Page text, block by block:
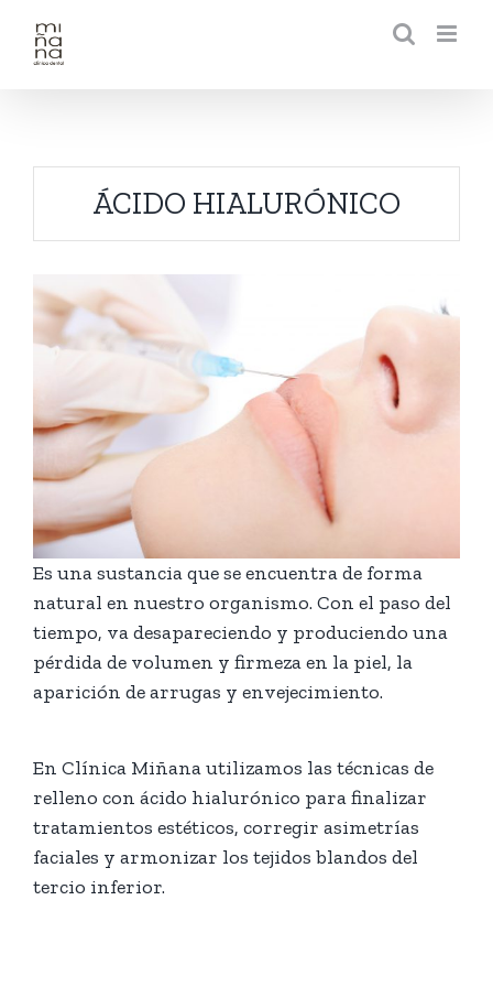
ÁCIDO HIALURÓNICO
Es una sustancia que se encuentra de forma
natural en nuestro organismo. Con el paso del
tiempo, va desapareciendo y produciendo una
pérdida de volumen y firmeza en la piel, la
aparición de arrugas y envejecimiento.
En Clínica Miñana utilizamos las técnicas de
relleno con ácido hialurónico para finalizar
tratamientos estéticos, corregir asimetrías
faciales y armonizar los tejidos blandos del
tercio inferior.